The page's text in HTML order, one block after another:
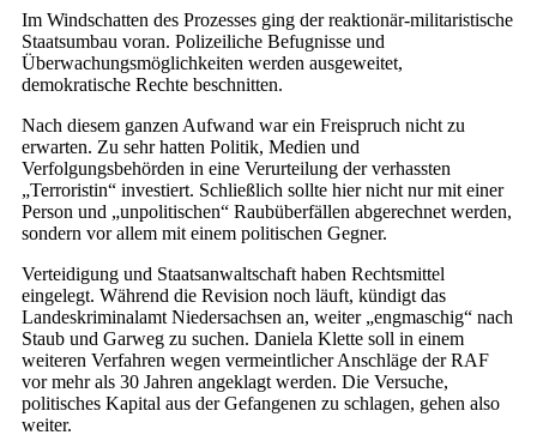
Im Windschatten des Prozesses ging der reaktionär-militaristische
Staatsumbau voran. Polizeiliche Befugnisse und
Überwachungsmöglichkeiten werden ausgeweitet,
demokratische Rechte beschnitten.
Nach diesem ganzen Aufwand war ein Freispruch nicht zu
erwarten. Zu sehr hatten Politik, Medien und
Verfolgungsbehörden in eine Verurteilung der verhassten
„Terroristin“ investiert. Schließlich sollte hier nicht nur mit einer
Person und „unpolitischen“ Raubüberfällen abgerechnet werden,
sondern vor allem mit einem politischen Gegner.
Verteidigung und Staatsanwaltschaft haben Rechtsmittel
eingelegt. Während die Revision noch läuft, kündigt das
Landeskriminalamt Niedersachsen an, weiter „engmaschig“ nach
Staub und Garweg zu suchen. Daniela Klette soll in einem
weiteren Verfahren wegen vermeintlicher Anschläge der RAF
vor mehr als 30 Jahren angeklagt werden. Die Versuche,
politisches Kapital aus der Gefangenen zu schlagen, gehen also
weiter.